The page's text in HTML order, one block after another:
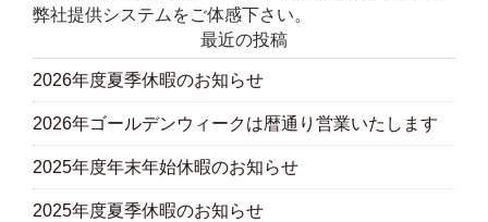
弊社提供システムをご体感下さい。
最近の投稿
2026年度夏季休暇のお知らせ
2026年ゴールデンウィークは暦通り営業いたします
2025年度年末年始休暇のお知らせ
2025年度夏季休暇のお知らせ